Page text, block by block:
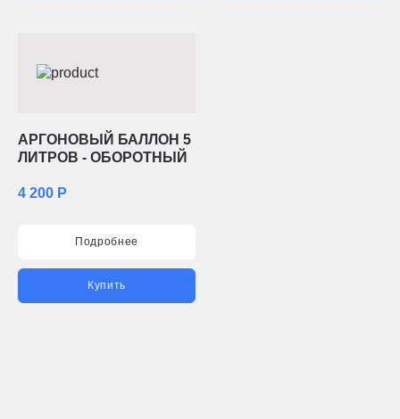
АРГОНОВЫЙ БАЛЛОН 5
ЛИТРОВ - ОБОРОТНЫЙ
4 200 Р
Подробнее
Купить